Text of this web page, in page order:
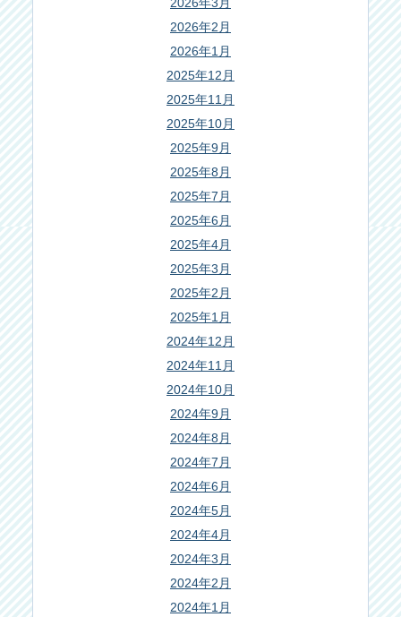
2026年2月
2026年1月
2025年12月
2025年11月
2025年10月
2025年9月
2025年8月
2025年7月
2025年6月
2025年4月
2025年3月
2025年2月
2025年1月
2024年12月
2024年11月
2024年10月
2024年9月
2024年8月
2024年7月
2024年6月
2024年5月
2024年4月
2024年3月
2024年2月
2024年1月